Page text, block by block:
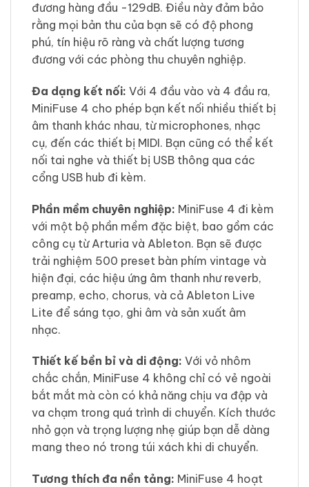
đương hàng đầu -129dB. Điều này đảm bảo
rằng mọi bản thu của bạn sẽ có độ phong
phú, tín hiệu rõ ràng và chất lượng tương
đương với các phòng thu chuyên nghiệp.
Đa dạng kết nối: Với 4 đầu vào và 4 đầu ra,
MiniFuse 4 cho phép bạn kết nối nhiều thiết bị
âm thanh khác nhau, từ microphones, nhạc
cụ, đến các thiết bị MIDI. Bạn cũng có thể kết
nối tai nghe và thiết bị USB thông qua các
cổng USB hub đi kèm.
Phần mềm chuyên nghiệp: MiniFuse 4 đi kèm
với một bộ phần mềm đặc biệt, bao gồm các
công cụ từ Arturia và Ableton. Bạn sẽ được
trải nghiệm 500 preset bàn phím vintage và
hiện đại, các hiệu ứng âm thanh như reverb,
preamp, echo, chorus, và cả Ableton Live
Lite để sáng tạo, ghi âm và sản xuất âm
nhạc.
Thiết kế bền bỉ và di động: Với vỏ nhôm
chắc chắn, MiniFuse 4 không chỉ có vẻ ngoài
bắt mắt mà còn có khả năng chịu va đập và
va chạm trong quá trình di chuyển. Kích thước
nhỏ gọn và trọng lượng nhẹ giúp bạn dễ dàng
mang theo nó trong túi xách khi di chuyển.
Tương thích đa nền tảng: MiniFuse 4 hoạt